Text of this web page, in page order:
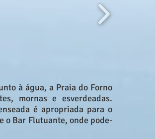
à água, a Praia do Forno
mornas e esverdeadas.
é apropriada para o
o Bar Flutuante, onde pode-